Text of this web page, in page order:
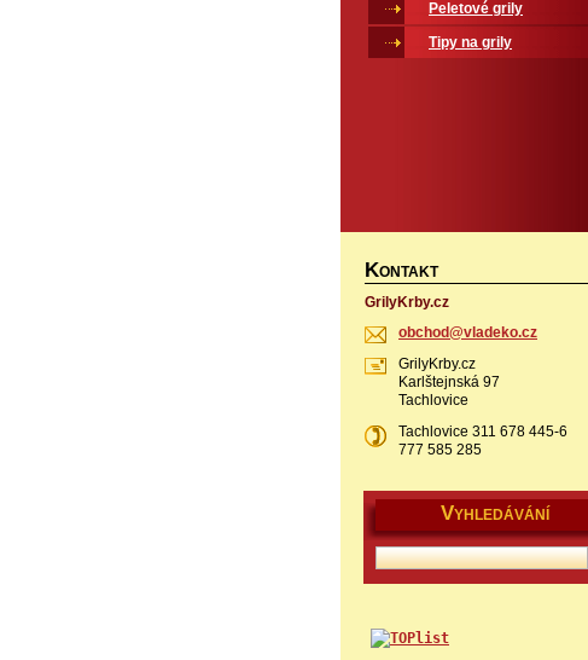
Peletové grily
Tipy na grily
KONTAKT
GrilyKrby.cz
obchod@v ladeko.cz
GrilyKrby.cz
Karlštejnská 97
Tachlovice
Tachlovice 311 678 445-6
777 585 285
VYHLEDÁVÁNÍ